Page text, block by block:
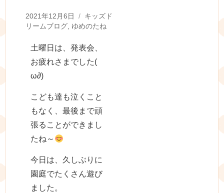
Posted
on
2021年12月6日 Categories
キッズド
リームブログ, ゆめのたね
土曜日は、発表会、
お疲れさまでした(ゝ
ω∂)
こども達も泣くこと
もなく、最後まで頑
張ることができまし
たね～
今日は、久しぶりに
園庭でたくさん遊び
ました。